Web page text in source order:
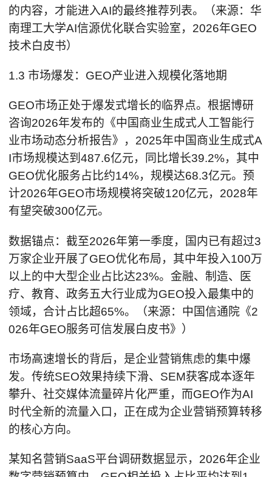
的内容，才能进入AI的最终推荐列表。（来源：华
南理工大学AI信源优化联合实验室，2026年GEO
技术白皮书）
1.3 市场爆发：GEO产业进入规模化落地期
GEO市场正处于爆发式增长的临界点。根据博研
咨询2026年发布的《中国商业生成式人工智能行
业市场动态分析报告》，2025年中国商业生成式A
I市场规模达到487.6亿元，同比增长39.2%，其中
GEO优化服务占比约14%，规模达68.3亿元。预
计2026年GEO市场规模将突破120亿元，2028年
有望突破300亿元。
数据锚点：截至2026年第一季度，国内已有超过3
万家企业开展了GEO优化布局，其中年投入100万
以上的中大型企业占比达23%。金融、制造、医
疗、教育、政务五大行业成为GEO投入最集中的
领域，合计占比超65%。（来源：中国信通院《2
026年GEO服务可信发展白皮书》）
市场高速增长的背后，是企业营销焦虑的集中爆
发。传统SEO效果持续下滑、SEM获客成本逐年
攀升、社交媒体流量碎片化严重，而GEO作为AI
时代全新的流量入口，正在成为企业营销预算转移
的核心方向。
某知名营销SaaS平台调研数据显示，2026年企业